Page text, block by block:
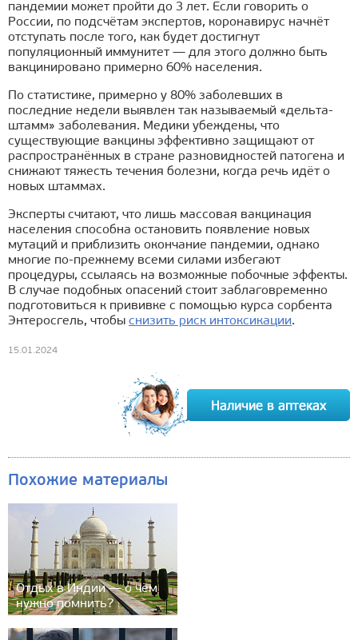
пандемии может пройти до 3 лет. Если говорить о
России, по подсчётам экспертов, коронавирус начнёт
отступать после того, как будет достигнут
популяционный иммунитет — для этого должно быть
вакцинировано примерно 60% населения.
По статистике, примерно у 80% заболевших в
последние недели выявлен так называемый «дельта-
штамм» заболевания. Медики убеждены, что
существующие вакцины эффективно защищают от
распространённых в стране разновидностей патогена и
снижают тяжесть течения болезни, когда речь идёт о
новых штаммах.
Эксперты считают, что лишь массовая вакцинация
населения способна остановить появление новых
мутаций и приблизить окончание пандемии, однако
многие по-прежнему всеми силами избегают
процедуры, ссылаясь на возможные побочные эффекты.
В случае подобных опасений стоит заблаговременно
подготовиться к прививке с помощью курса сорбента
Энтеросгель, чтобы снизить риск интоксикации.
15.01.2024
Похожие материалы
Отдых в Индии — о чём
нужно помнить?